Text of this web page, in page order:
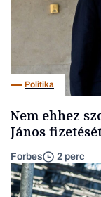
Politika
Nem ehhez
János
Forbes 2 perc